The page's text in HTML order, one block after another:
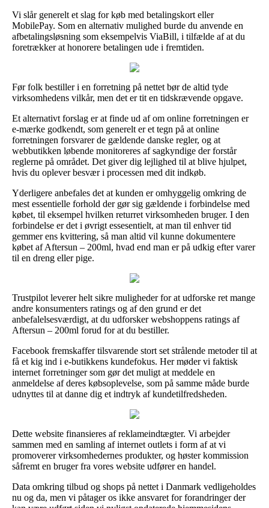
Vi slår generelt et slag for køb med betalingskort eller
MobilePay. Som en alternativ mulighed burde du anvende en
afbetalingsløsning som eksempelvis ViaBill, i tilfælde af at du
foretrækker at honorere betalingen ude i fremtiden.
Før folk bestiller i en forretning på nettet bør de altid tyde
virksomhedens vilkår, men det er tit en tidskrævende opgave.
Et alternativt forslag er at finde ud af om online forretningen er
e-mærke godkendt, som generelt er et tegn på at online
forretningen forsvarer de gældende danske regler, og at
webbutikken løbende monitoreres af sagkyndige der forstår
reglerne på området. Det giver dig lejlighed til at blive hjulpet,
hvis du oplever besvær i processen med dit indkøb.
Yderligere anbefales det at kunden er omhyggelig omkring de
mest essentielle forhold der gør sig gældende i forbindelse med
købet, til eksempel hvilken returret virksomheden bruger. I den
forbindelse er det i øvrigt essesentielt, at man til enhver tid
gemmer ens kvittering, så man altid vil kunne dokumentere
købet af Aftersun – 200ml, hvad end man er på udkig efter varer
til en dreng eller pige.
Trustpilot leverer helt sikre muligheder for at udforske ret mange
andre konsumenters ratings og af den grund er det
anbefalelsesværdigt, at du udforsker webshoppens ratings af
Aftersun – 200ml forud for at du bestiller.
Facebook fremskaffer tilsvarende stort set strålende metoder til at
få et kig ind i e-butikkens kundefokus. Her møder vi faktisk
internet forretninger som gør det muligt at meddele en
anmeldelse af deres købsoplevelse, som på samme måde burde
udnyttes til at danne dig et indtryk af kundetilfredsheden.
Dette website finansieres af reklameindtægter. Vi arbejder
sammen med en samling af internet outlets i form af at vi
promoverer virksomhedernes produkter, og høster kommission
såfremt en bruger fra vores website udfører en handel.
Data omkring tilbud og shops på nettet i Danmark vedligeholdes
nu og da, men vi påtager os ikke ansvaret for forandringer der